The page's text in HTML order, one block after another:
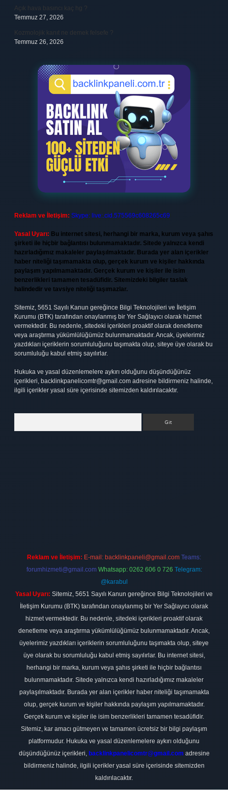
Açık hava basıncı kaç hg ?
Temmuz 27, 2026
Kozmolojik kanıt ne demek felsefe ?
Temmuz 26, 2026
Reklam ve İletişim: Skype: live:.cid.575569c608265c69
Yasal Uyarı: Bu internet sitesi, herhangi bir marka, kurum veya şahıs
şirketi ile hiçbir bağlantısı bulunmamaktadır. Sitede yalnızca kendi
hazırladığımız makaleler paylaşılmaktadır. Burada yer alan içerikler
haber niteliği taşımamakta olup, gerçek kurum ve kişiler hakkında
paylaşım yapılmamaktadır. Gerçek kurum ve kişiler ile isim
benzerlikleri tamamen tesadüfidir. Sitemizdeki bilgiler taslak
halindedir ve tavsiye niteliği taşımazlar.
Sitemiz, 5651 Sayılı Kanun gereğince Bilgi Teknolojileri ve İletişim
Kurumu (BTK) tarafından onaylanmış bir Yer Sağlayıcı olarak hizmet
vermektedir. Bu nedenle, sitedeki içerikleri proaktif olarak denetleme
veya araştırma yükümlülüğümüz bulunmamaktadır. Ancak, üyelerimiz
yazdıkları içeriklerin sorumluluğunu taşımakta olup, siteye üye olarak bu
sorumluluğu kabul etmiş sayılırlar.
Hukuka ve yasal düzenlemelere aykırı olduğunu düşündüğünüz
içerikleri, backlinkpanelicomtr@gmail.com adresine bildirmeniz halinde,
ilgili içerikler yasal süre içerisinde sitemizden kaldırılacaktır.
Reklam ve İletişim: E-mail: backlinkpaneli@gmail.com Teams:
forumhizmeti@gmail.com Whatsapp: 0262 606 0 726 Telegram:
@karabul
Yasal Uyarı: Sitemiz, 5651 Sayılı Kanun gereğince Bilgi Teknolojileri ve
İletişim Kurumu (BTK) tarafından onaylanmış bir Yer Sağlayıcı olarak
hizmet vermektedir. Bu nedenle, sitedeki içerikleri proaktif olarak
denetleme veya araştırma yükümlülüğümüz bulunmamaktadır. Ancak,
üyelerimiz yazdıkları içeriklerin sorumluluğunu taşımakta olup, siteye
üye olarak bu sorumluluğu kabul etmiş sayılırlar. Bu internet sitesi,
herhangi bir marka, kurum veya şahıs şirketi ile hiçbir bağlantısı
bulunmamaktadır. Sitede yalnızca kendi hazırladığımız makaleler
paylaşılmaktadır. Burada yer alan içerikler haber niteliği taşımamakta
olup, gerçek kurum ve kişiler hakkında paylaşım yapılmamaktadır.
Gerçek kurum ve kişiler ile isim benzerlikleri tamamen tesadüfidir.
Sitemiz, kar amacı gütmeyen ve tamamen ücretsiz bir bilgi paylaşım
platformudur. Hukuka ve yasal düzenlemelere aykırı olduğunu
düşündüğünüz içerikleri, backlinkpanelicomtr@gmail.com adresine
bildirmeniz halinde, ilgili içerikler yasal süre içerisinde sitemizden
kaldırılacaktır.